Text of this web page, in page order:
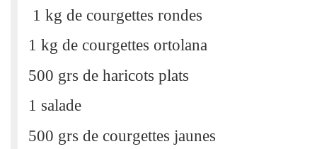
1 kg de courgettes rondes
1 kg de courgettes ortolana
500 grs de haricots plats
1 salade
500 grs de courgettes jaunes